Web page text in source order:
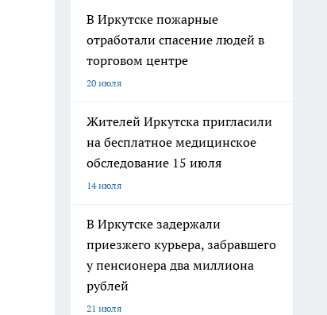
В Иркутске пожарные
отработали спасение людей в
торговом центре
20 июля
Жителей Иркутска пригласили
на бесплатное медицинское
обследование 15 июля
14 июля
В Иркутске задержали
приезжего курьера, забравшего
у пенсионера два миллиона
рублей
21 июля